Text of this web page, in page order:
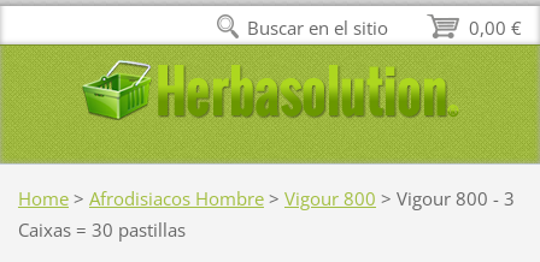
Home > Afrodisiacos Hombre > Vigour 800 > Vigour 800 - 3
Caixas = 30 pastillas
0,00 €
Buscar en el sitio